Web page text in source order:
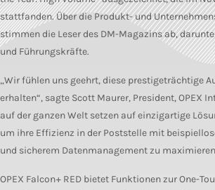
stattfanden. Über die Produkt- und
stimmen die Leser des DM-Magazins ab,
und Führungskräfte.
„Wir fühlen uns geehrt, diese prestigeträchtige
erhalten“, sagte Scott Maurer, President, OPEX
auf der ganzen Welt setzen auf einzigartige
um ihre Effizienz in der Poststelle mit
und sicherem Datenmanagement zu
OPEX Falcon+ RED bietet Funktionen zur One-